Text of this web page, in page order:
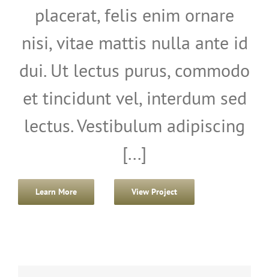
placerat, felis enim ornare
nisi, vitae mattis nulla ante id
dui. Ut lectus purus, commodo
et tincidunt vel, interdum sed
lectus. Vestibulum adipiscing
[...]
Learn More View Project